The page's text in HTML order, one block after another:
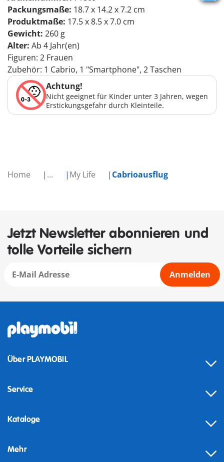
Home ... My Life Cabrioausflug
Packungsmaße: 18.7 x 14.2 x 7.2 cm
Produktmaße: 17.5 x 8.5 x 7.0 cm
Gewicht: 260 g
Alter: Ab 4 Jahr(en)
Figuren: 2 Frauen
Zubehör: 1 Cabrio, 1 "Smartphone", 2 Taschen
Achtung!
Nicht geeignet für Kinder unter 3 Jahren, wegen
Erstickungsgefahr durch Kleinteile.
Jetzt Newsletter abonnieren und
tolle Vorteile sichern
Anmelden
Über PLAYMOBIL
Service
Kataloge
Mehr